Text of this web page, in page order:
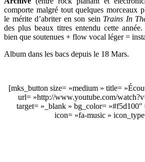
comporte malgré tout quelques morceaux
le mérite d’abriter en son sein Trains In
des plus beaux titres entendu cette
bien que soutenues + flow vocal léger =
Album dans les bacs depuis le 18 Mars.
[mks_button size= »medium » title=
url= »http://www.youtube.com/
target= »_blank » bg_color=
icon= »fa-music »